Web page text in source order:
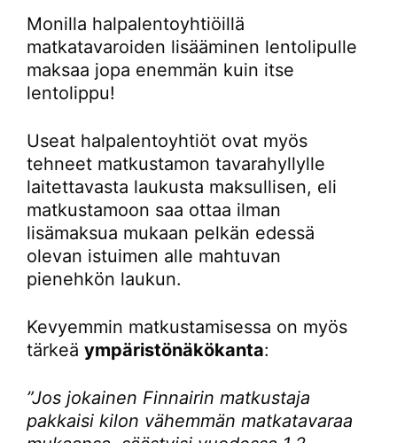
Monilla halpalentoyhtiöillä
matkatavaroiden lisääminen lentolipulle
maksaa jopa enemmän kuin itse
lentolippu!
Useat halpalentoyhtiöt ovat myös
tehneet matkustamon tavarahyllylle
laitettavasta laukusta maksullisen, eli
matkustamoon saa ottaa ilman
lisämaksua mukaan pelkän edessä
olevan istuimen alle mahtuvan
pienehkön laukun.
Kevyemmin matkustamisessa on myös
tärkeä ympäristönäkökanta:
”Jos jokainen Finnairin matkustaja
pakkaisi kilon vähemmän matkatavaraa